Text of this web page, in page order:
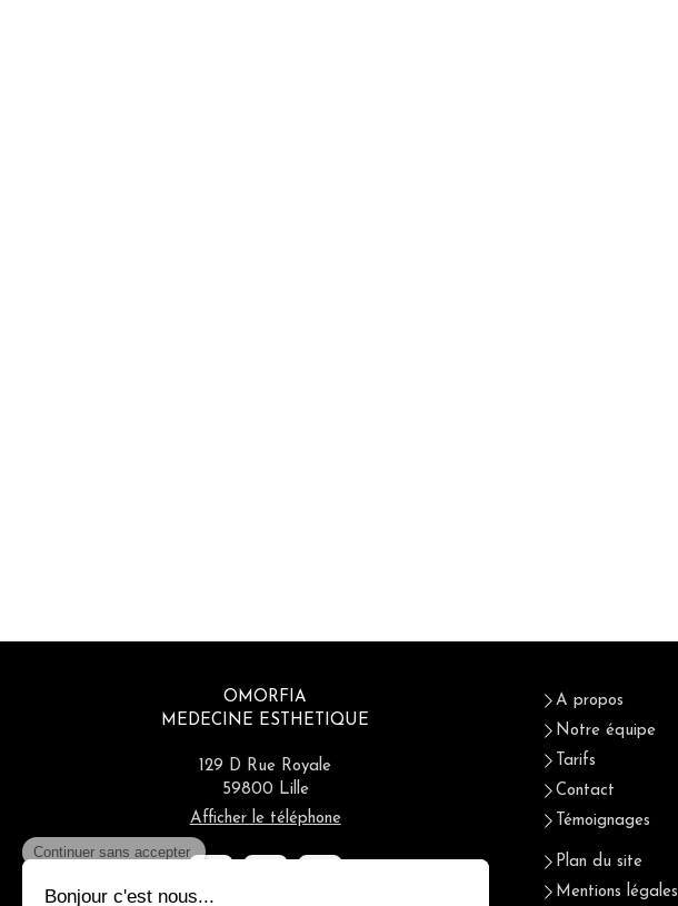
OMORFIA
MEDECINE ESTHETIQUE
129 D Rue Royale
59800 Lille
Afficher le téléphone
A propos
Notre équipe
Tarifs
Contact
Témoignages
Plan du site
Mentions légales